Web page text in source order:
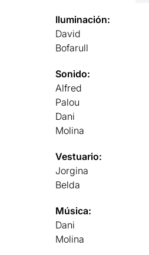
Iluminación:
David
Bofarull
Sonido:
Alfred
Palou
Dani
Molina
Vestuario:
Jorgina
Belda
Música:
Dani
Molina